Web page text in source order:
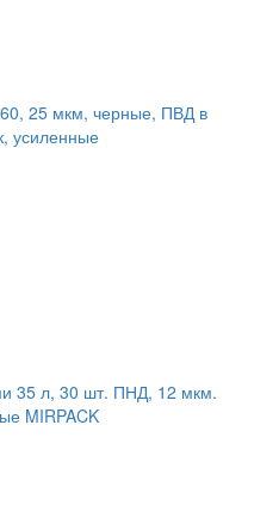
25 мкм, черные, ПВД в
усиленные
35 л, 30 шт. ПНД, 12 мкм.
MIRPACK